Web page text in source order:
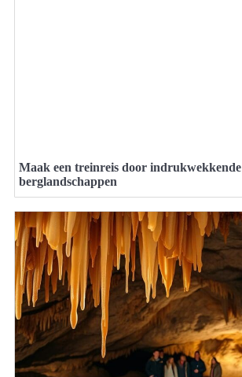
Maak een treinreis door indrukwekkende
berglandschappen